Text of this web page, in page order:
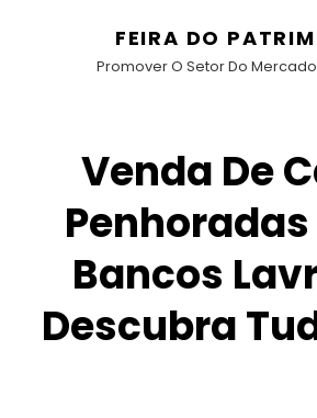
FEIRA DO
Promover O Setor Do
Venda De
Penhoradas
Bancos
Descubra